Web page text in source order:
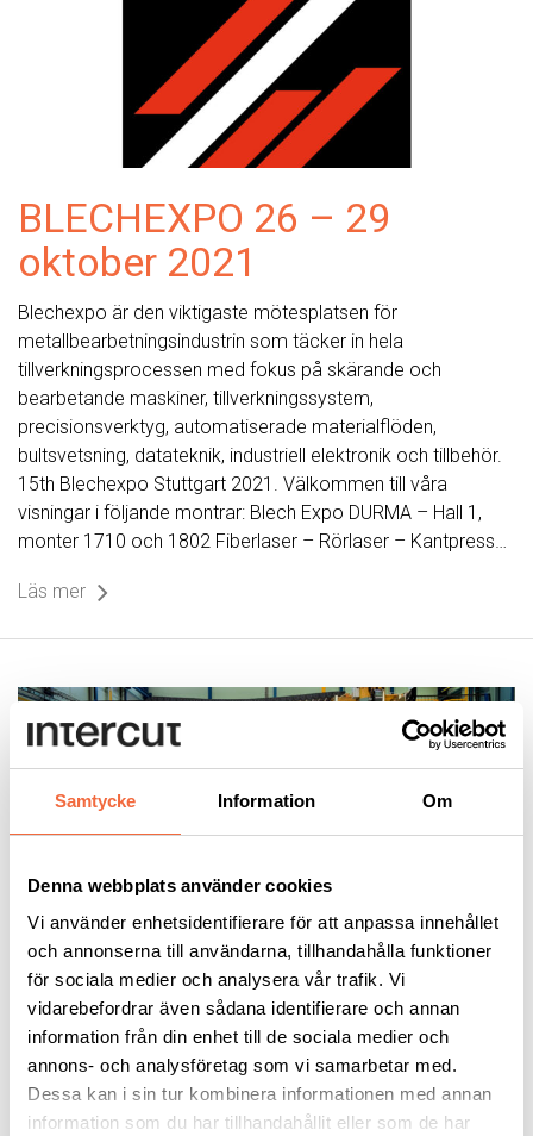
Samtycke Information Om
Denna webbplats använder cookies
Vi använder enhetsidentifierare för att anpassa innehållet
och annonserna till användarna, tillhandahålla funktioner
för sociala medier och analysera vår trafik. Vi
vidarebefordrar även sådana identifierare och annan
information från din enhet till de sociala medier och
annons- och analysföretag som vi samarbetar med.
Dessa kan i sin tur kombinera informationen med annan
information som du har tillhandahållit eller som de har
BLECHEXPO 26 – 29
oktober 2021
Blechexpo är den viktigaste mötesplatsen för
metallbearbetningsindustrin som täcker in hela
tillverkningsprocessen med fokus på skärande och
bearbetande maskiner, tillverkningssystem,
precisionsverktyg, automatiserade materialflöden,
bultsvetsning, datateknik, industriell elektronik och tillbehör.
15th Blechexpo Stuttgart 2021. Välkommen till våra
visningar i följande montrar: Blech Expo DURMA – Hall 1,
monter 1710 och 1802 Fiberlaser – Rörlaser – Kantpress…
Läs mer
Offline-programmering för
bred produktmix och korta
serier